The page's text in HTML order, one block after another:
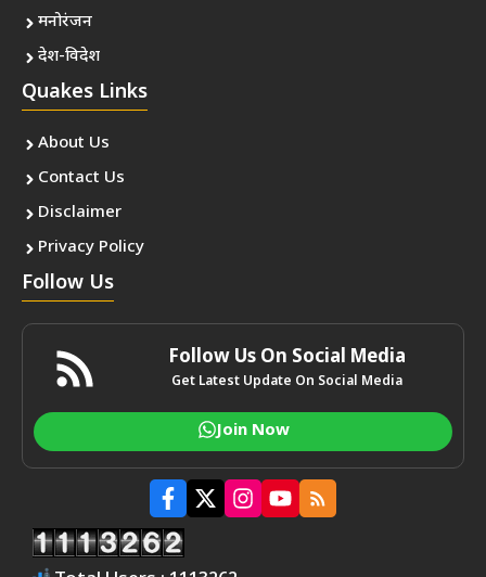
मनोरंजन
देश-विदेश
Quakes Links
About Us
Contact Us
Disclaimer
Privacy Policy
Follow Us
Follow Us On Social Media
Get Latest Update On Social Media
Join Now